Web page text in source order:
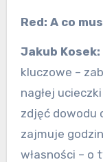
Red: A co
Jakub Kosek:
kluczowe –
nagłej
zdjęć dowodu
zajmuje
własności – o